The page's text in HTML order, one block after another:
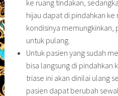
ke ruang tindakan,
hijau dapat di pindahkan ke
kondisinya
untuk pulang.
Untuk pasien yang sudah
bisa langsung di pindahkan
triase ini akan dinilai ulang
pasien dapat berubah